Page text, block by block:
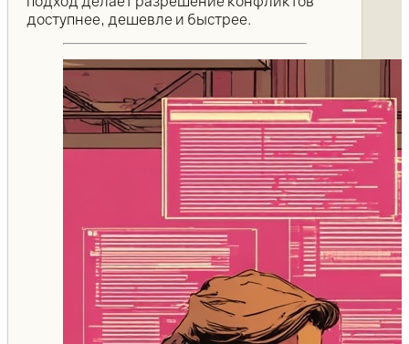
доступнее, дешевле и быстрее.